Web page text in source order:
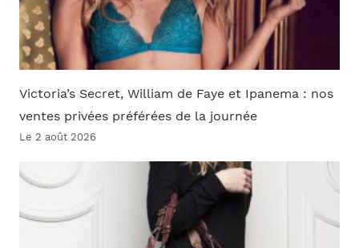
Victoria’s Secret, William de Faye et Ipanema : nos
ventes privées préférées de la journée
Le 2 août 2026